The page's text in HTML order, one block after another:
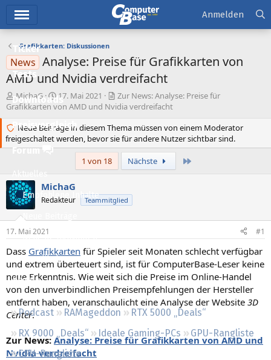
Ticker
Tests
Downloads
Preisvergleich
Forum
Aktuelles
Empfohlene Inhalte
Neue Beiträge
Neueste Aktivitäten
Leserartikel
Regeln
Podcast RAMageddon
RTX 5000 „Deals“
RX 9000 „Deals“
Ideale Gaming-PCs
GPU-Rangliste
CPU-Rangliste
Anmelden
Grafikkarten: Diskussionen
News Analyse: Preise für Grafikkarten von
AMD und Nvidia verdreifacht
E
r
e
r
MichaG
E
r
t
e
l
a
m
17. Mai 2021
Zur News: Analyse: Preise für
Grafikkarten von AMD und Nvidia verdreifacht
Neue Beiträge in diesem Thema müssen von einem Moderator
freigeschaltet werden, bevor sie für andere Nutzer sichtbar sind.
1 von 18 Nächste
MichaG
Redakteur Teammitglied
17. Mai 2021 #1
Dass Grafikkarten für Spieler seit Monaten schlecht verfügbar
und extrem überteuert sind, ist für ComputerBase-Leser keine
neue Erkenntnis. Wie weit sich die Preise im Online-Handel
von den unverbindlichen Preisempfehlungen der Hersteller
entfernt haben, veranschaulicht eine Analyse der Website 3D
Center.
Zur News:Analyse: Preise für Grafikkarten von AMD und
Nvidia verdreifacht